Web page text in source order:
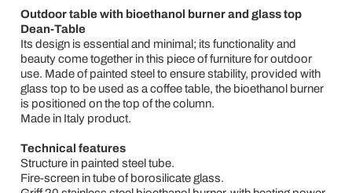
Outdoor table with bioethanol burner and glass top
Dean-Table
Its design is essential and minimal; its functionality and
beauty come together in this piece of furniture for outdoor
use. Made of painted steel to ensure stability, provided with
glass top to be used as a coffee table, the bioethanol burner
is positioned on the top of the column.
Made in Italy product.
Technical features
Structure in painted steel tube.
Fire-screen in tube of borosilicate glass.